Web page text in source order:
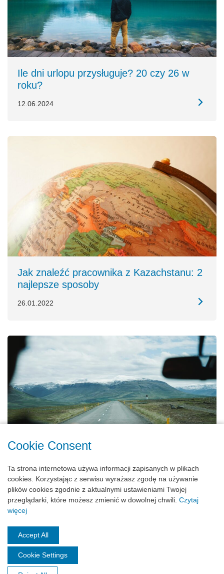
Ile dni urlopu przysługuje? 20 czy 26 w
roku?
12.06.2024
Jak znaleźć pracownika z Kazachstanu: 2
najlepsze sposoby
26.01.2022
Czy w Polsce potrzebujemy kierowców z
Ukrainy?
01.08.2023
Cookie Consent
Ta strona internetowa używa informacji zapisanych w plikach
cookies. Korzystając z serwisu wyrażasz zgodę na używanie
plików cookies zgodnie z aktualnymi ustawieniami Twojej
przeglądarki, które możesz zmienić w dowolnej chwili. Czytaj
więcej
Accept All
Cookie Settings